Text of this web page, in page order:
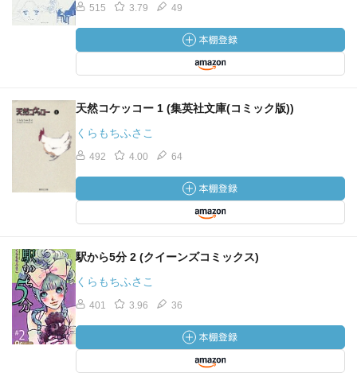
515 3.79 49
天然コケッコー 1 (集英社文庫(コミック版))
くらもちふさこ
492 4.00 64
駅から5分 2 (クイーンズコミックス)
くらもちふさこ
401 3.96 36